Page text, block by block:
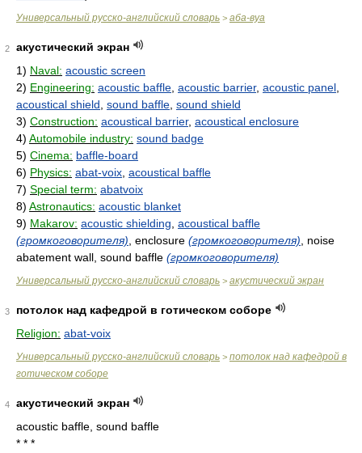
Универсальный русско-английский словарь > аба-вуа
2
акустический экран
1) Naval: acoustic screen
2) Engineering: acoustic baffle acoustic barrier, acoustic panel
acoustical shield sound baffle sound shield
3) Construction: acoustical barrier, acoustical enclosure
4) Automobile industry: sound badge
5) Cinema: baffle-board
6) Physics: abat-voix acoustical baffle
7) Special term: abatvoix
8) Astronautics: acoustic blanket
9) Makarov: acoustic shielding acoustical baffle
(громкоговорителя) , enclosure (громкоговорителя) , noise
abatement wall, sound baffle (громкоговорителя)
Универсальный русско-английский словарь > акустический экран
3
потолок над кафедрой в готическом соборе
Religion: abat-voix
Универсальный русско-английский словарь > потолок над кафедрой в
готическом соборе
4
акустический экран
acoustic baffle, sound baffle
* * *